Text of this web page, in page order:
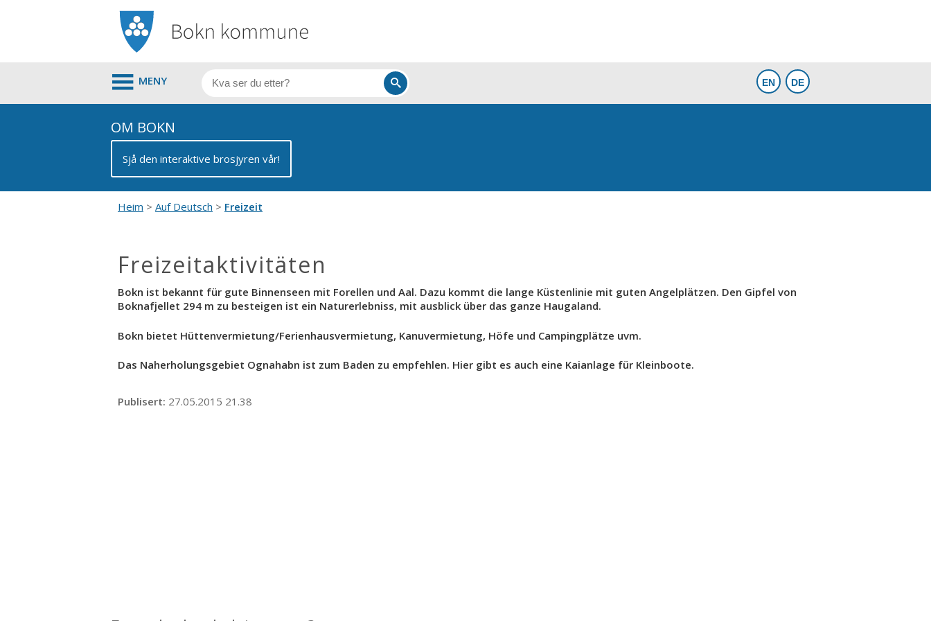
MENY
OM BOKN
Sjå den interaktive brosjyren vår!
Heim Auf Deutsch Freizeit
Freizeitaktivitäten
Bokn ist bekannt für gute Binnenseen mit Forellen und Aal. Dazu kommt die lange Küstenlinie mit guten Angelplätzen. Den Gipfel von
Boknafjellet 294 m zu besteigen ist ein Naturerlebniss, mit ausblick über das ganze Haugaland.
Bokn bietet Hüttenvermietung/Ferienhausvermietung, Kanuvermietung, Höfe und Campingplätze uvm.
Das Naherholungsgebiet Ognahabn ist zum Baden zu empfehlen. Hier gibt es auch eine Kaianlage für Kleinboote.
Publisert 27.05.2015 21.38